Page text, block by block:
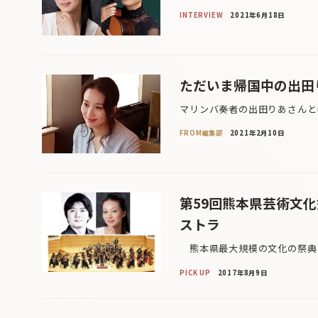
INTERVIEW 2021年6月18日
ただいま帰国中の出
マリンバ奏者の出田りあさん
FROM編集部 2021年2月10日
第59回熊本県芸術文
ストラ
熊本県最大規模の文化の祭
PICK UP 2017年8月9日